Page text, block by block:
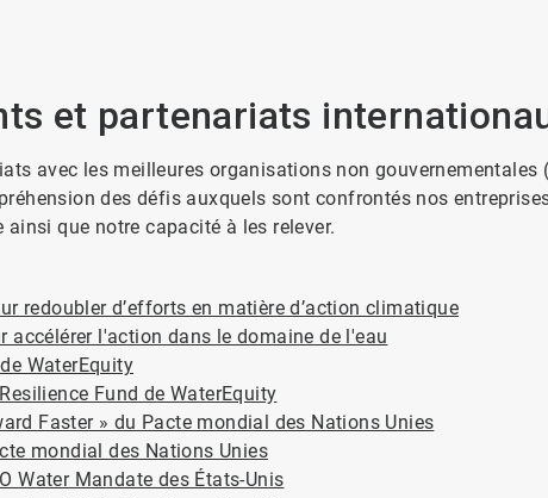
et partenariats
avec les meilleures organisations non gouvernementales
des défis auxquels sont confrontés nos
que notre capacité à les relever.
redoubler d’efforts en matière d’action climatique
accélérer l'action dans le domaine de l'eau
WaterEquity
Fund de WaterEquity
Faster » du Pacte mondial des Nations Unies
mondial des Nations Unies
Water Mandate des États-Unis